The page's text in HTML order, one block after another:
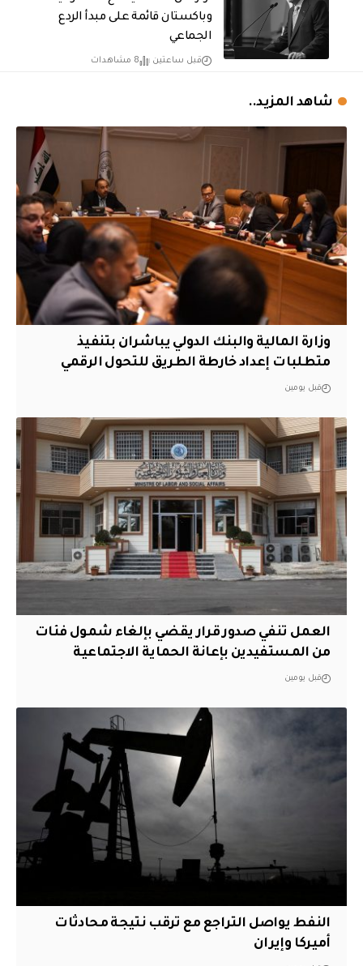
وباكستان قائمة على مبدأ الردع
الجماعي
قبل ساعتين 8 مشاهدات
شاهد المزيد..
وزارة المالية والبنك الدولي يباشران بتنفيذ
متطلبات إعداد خارطة الطريق للتحول الرقمي
قبل يومين
العمل تنفي صدور قرار يقضي بإلغاء شمول فئات
من المستفيدين بإعانة الحماية الاجتماعية
قبل يومين
النفط يواصل التراجع مع ترقب نتيجة محادثات
أميركا وإيران